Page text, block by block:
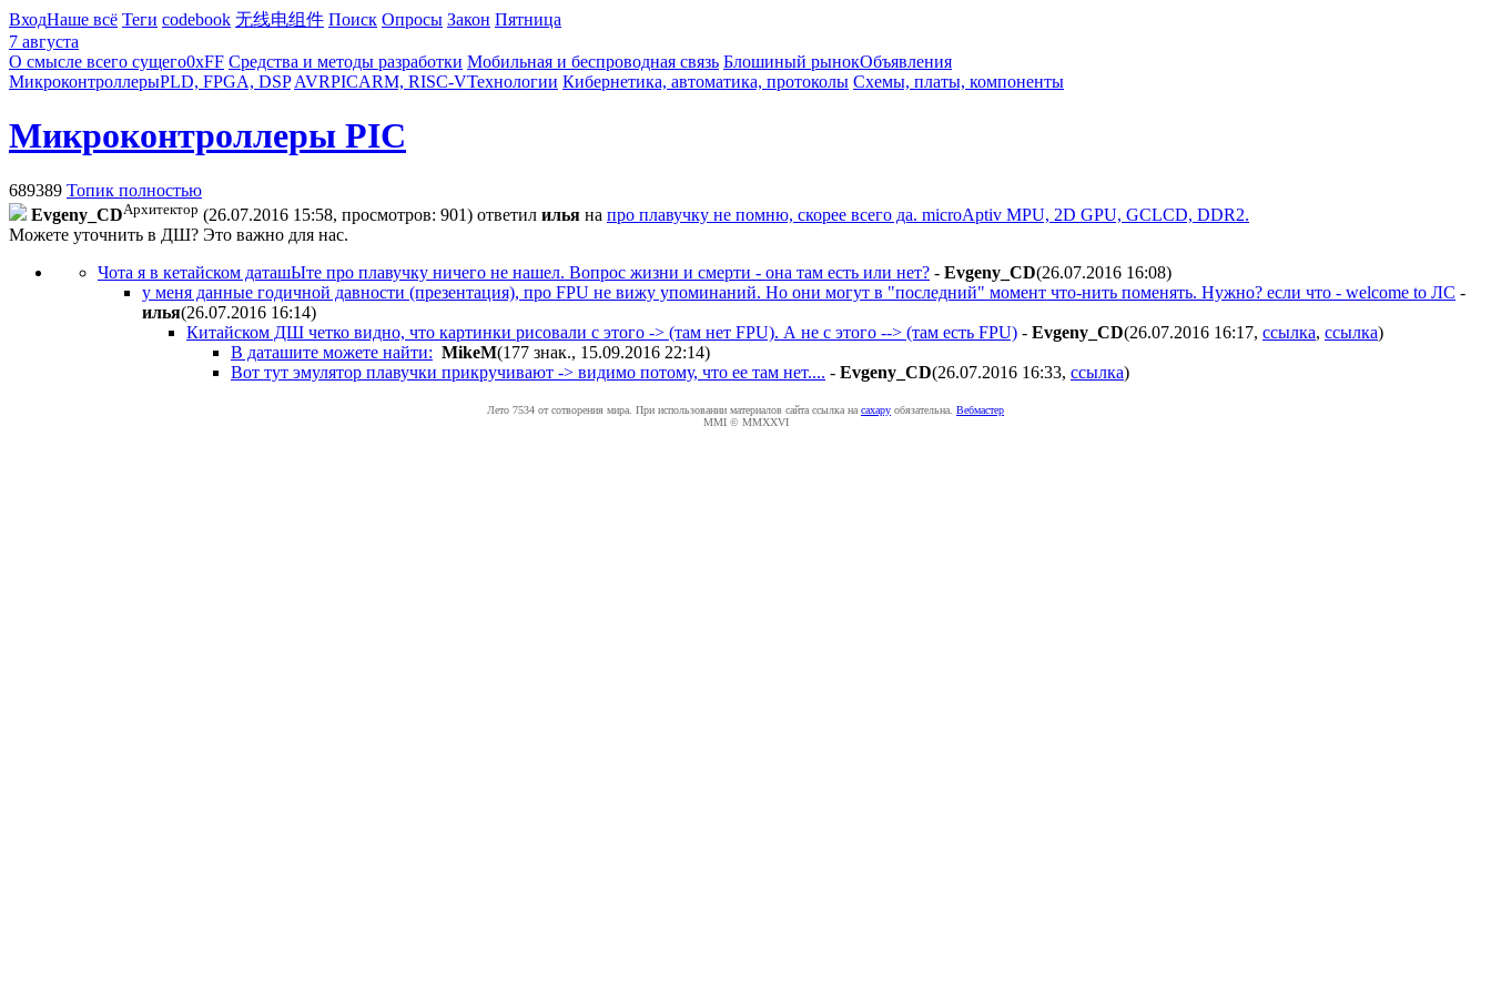
ВходНаше всё Теги codebook 无线电组件 Поиск Опросы Закон Пятница
7 августа
О смысле всего сущего0xFF Средства и методы разработки Мобильная и беспроводная связь Блошиный рынокОбъявления
МикроконтроллерыPLD, FPGA, DSP AVRPICARM, RISC-VТехнологии Кибернетика, автоматика, протоколы Схемы, платы, компоненты
Микроконтроллеры PIC
689389 Топик полностью
Evgeny_CDАрхитектор (26.07.2016 15:58, просмотров: 901) ответил илья на про плавучку не помню, скорее всего да. microAptiv MPU, 2D GPU, GCLCD, DDR2.
Можете уточнить в ДШ? Это важно для нас.
Чота я в кетайском даташЫте про плавучку ничего не нашел. Вопрос жизни и смерти - она там есть или нет? - Evgeny_CD(26.07.2016 16:08)
у меня данные годичной давности (презентация), про FPU не вижу упоминаний. Но они могут в "последний" момент что-нить поменять. Нужно? если что - welcome to ЛС -
илья(26.07.2016 16:14)
Китайском ДШ четко видно, что картинки рисовали с этого -> (там нет FPU). А не с этого --> (там есть FPU) - Evgeny_CD(26.07.2016 16:17, ссылка, ссылка)
В даташите можете найти: MikeM(177 знак., 15.09.2016 22:14)
Вот тут эмулятор плавучки прикручивают -> видимо потому, что ее там нет.... - Evgeny_CD(26.07.2016 16:33, ссылка)
Лето 7534 от сотворения мира. При использовании материалов сайта ссылка на caxapу обязательна. Вебмастер
MMI © MMXXVI